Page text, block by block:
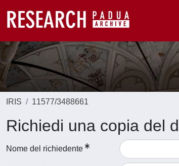
IRIS 11577/3488661
Richiedi una copia del
Nome del richiedente